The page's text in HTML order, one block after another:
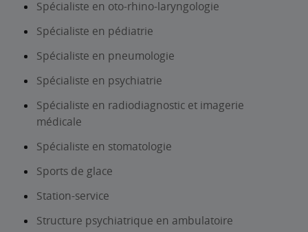
Spécialiste en oto-rhino-laryngologie
Spécialiste en pédiatrie
Spécialiste en pneumologie
Spécialiste en psychiatrie
Spécialiste en radiodiagnostic et imagerie
médicale
Spécialiste en stomatologie
Sports de glace
Station-service
Structure psychiatrique en ambulatoire